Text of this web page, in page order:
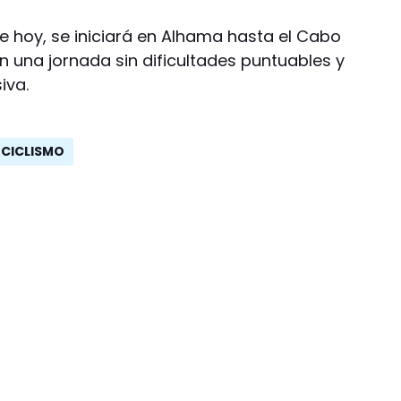
hoy, se iniciará en Alhama hasta el Cabo
una jornada sin dificultades puntuables y
CICLISMO